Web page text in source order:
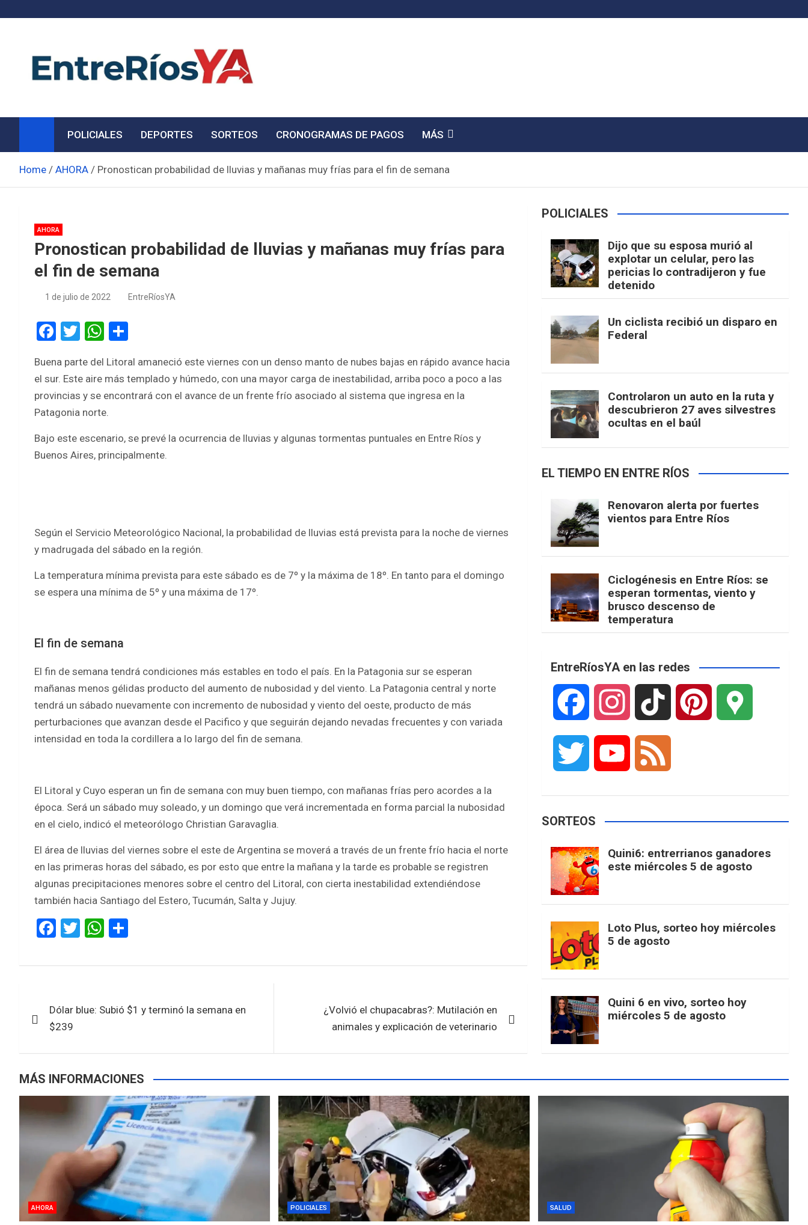
Noticias de Entre Ríos
POLICIALES DEPORTES SORTEOS CRONOGRAMAS DE PAGOS MÁS
Home AHORA Pronostican probabilidad de lluvias y mañanas muy frías para el fin de semana
AHORA
Pronostican probabilidad de lluvias y mañanas muy frías para
el fin de semana
1 de julio de 2022 EntreRíosYA
F
ce
b
o
k
T
tt
er
W
at
s
A
p
ar
e
Buena parte del Litoral amaneció este viernes con un denso manto de nubes bajas en rápido avance hacia
el sur. Este aire más templado y húmedo, con una mayor carga de inestabilidad, arriba poco a poco a las
provincias y se encontrará con el avance de un frente frío asociado al sistema que ingresa en la
Patagonia norte.
Bajo este escenario, se prevé la ocurrencia de lluvias y algunas tormentas puntuales en Entre Ríos y
Buenos Aires, principalmente.
Según el Servicio Meteorológico Nacional, la probabilidad de lluvias está prevista para la noche de viernes
y madrugada del sábado en la región.
La temperatura mínima prevista para este sábado es de 7º y la máxima de 18º. En tanto para el domingo
se espera una mínima de 5º y una máxima de 17º.
El fin de semana
El fin de semana tendrá condiciones más estables en todo el país. En la Patagonia sur se esperan
mañanas menos gélidas producto del aumento de nubosidad y del viento. La Patagonia central y norte
tendrá un sábado nuevamente con incremento de nubosidad y viento del oeste, producto de más
perturbaciones que avanzan desde el Pacifico y que seguirán dejando nevadas frecuentes y con variada
intensidad en toda la cordillera a lo largo del fin de semana.
El Litoral y Cuyo esperan un fin de semana con muy buen tiempo, con mañanas frías pero acordes a la
época. Será un sábado muy soleado, y un domingo que verá incrementada en forma parcial la nubosidad
en el cielo, indicó el meteorólogo Christian Garavaglia.
El área de lluvias del viernes sobre el este de Argentina se moverá a través de un frente frío hacia el norte
en las primeras horas del sábado, es por esto que entre la mañana y la tarde es probable se registren
algunas precipitaciones menores sobre el centro del Litoral, con cierta inestabilidad extendiéndose
también hacia Santiago del Estero, Tucumán, Salta y Jujuy.
F
ce
o
o
T
tt
W
at
A
ar
de
Dólar blue: Subió $1 y terminó la semana en
$239
¿Volvió el chupacabras?: Mutilación en
animales y explicación de veterinario
POLICIALES
Dijo que su esposa murió al
explotar un celular, pero las
pericias lo contradijeron y fue
detenido
Un ciclista recibió un disparo en
Federal
Controlaron un auto en la ruta y
descubrieron 27 aves silvestres
ocultas en el baúl
EL TIEMPO EN ENTRE RÍOS
Renovaron alerta por fuertes
vientos para Entre Ríos
Ciclogénesis en Entre Ríos: se
esperan tormentas, viento y
brusco descenso de
temperatura
EntreRíosYA en las redes
a
b
o
k
n
a
i
t
t
e
r
u
b
e
d
SORTEOS
Quini6: entrerrianos ganadores
este miércoles 5 de agosto
Loto Plus, sorteo hoy miércoles
5 de agosto
Quini 6 en vivo, sorteo hoy
miércoles 5 de agosto
MÁS INFORMACIONES
AHORA POLICIALES SALUD